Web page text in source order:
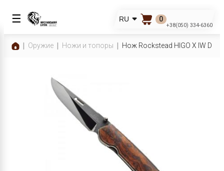
☰ RU 0
+38(050) 334-6360
Оружие Ножи и топоры Нож Rockstead HIGO X IW